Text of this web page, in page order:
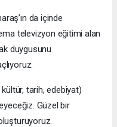
da içinde
televizyon eğitimi alan
duygusunu
tarih, edebiyat)
Güzel bir